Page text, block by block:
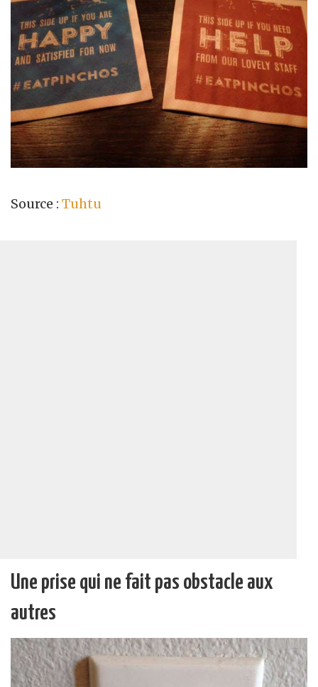
Source : Tuhtu
Une prise qui ne fait pas obstacle aux
autres